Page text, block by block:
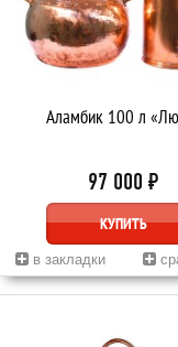
Аламбик 100 л
97 000 ₽
КУПИТЬ
в закладки